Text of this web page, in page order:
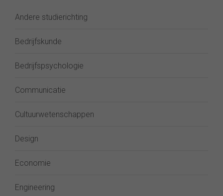
Andere studierichting
Bedrijfskunde
Bedrijfspsychologie
Communicatie
Cultuurwetenschappen
Design
Economie
Engineering